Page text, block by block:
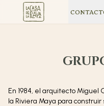
En 1984, el arquitecto Miguel
la Riviera Maya para